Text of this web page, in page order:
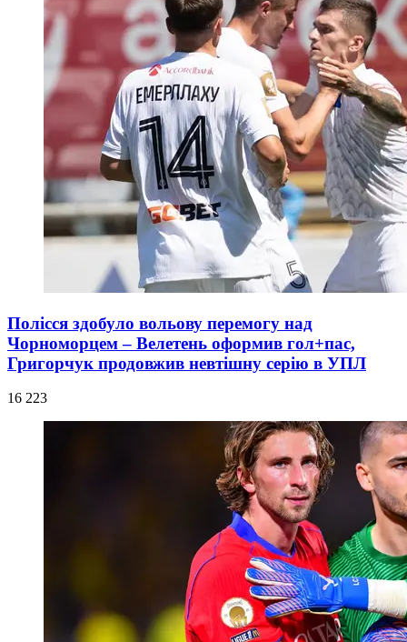
Полісся здобуло вольову перемогу над
Чорноморцем – Велетень оформив гол+пас,
Григорчук продовжив невтішну серію в УПЛ
16 223